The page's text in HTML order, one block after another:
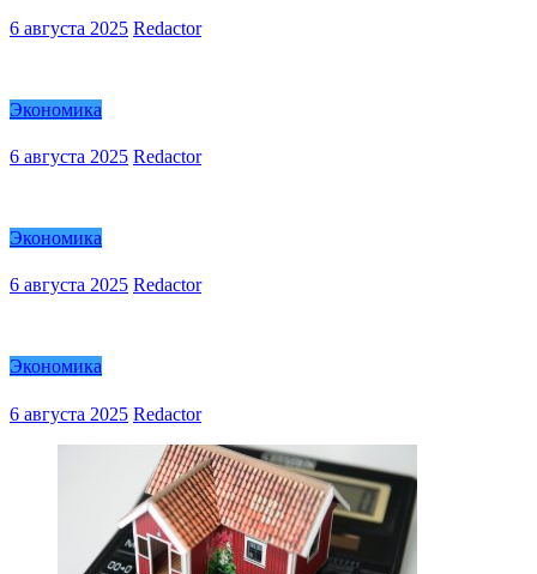
6 августа 2025 Redactor
Экономика
6 августа 2025 Redactor
Экономика
6 августа 2025 Redactor
Экономика
6 августа 2025 Redactor